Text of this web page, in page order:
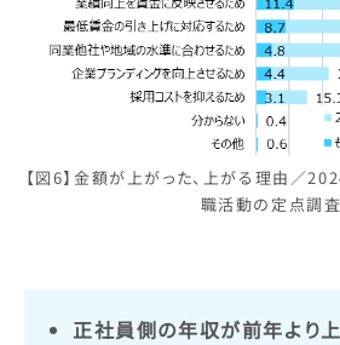
【図6】金額が上がった、上がる理由／
職活動の定点調査
正社員側の年収が前年より